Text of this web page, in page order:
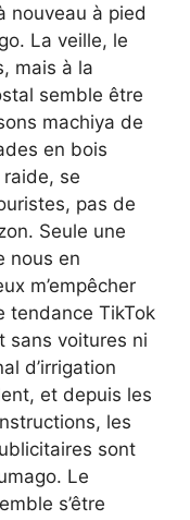
nouveau à pied
La veille, le
mais à la
semble être
machiya de
en bois
se
pas de
Seule une
nous en
m’empêcher
tendance TikTok
sans voitures ni
d’irrigation
et depuis les
les
sont
Le
s’être